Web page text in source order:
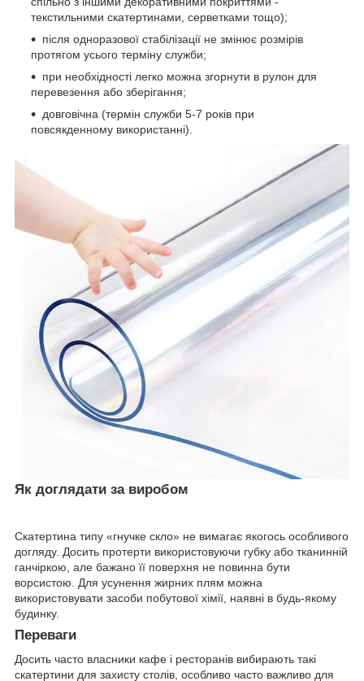
текстильними скатертинами, серветками тощо);
після одноразової стабілізації не змінює розмірів
протягом усього терміну служби;
при необхідності легко можна згорнути в рулон для
перевезення або зберігання;
довговічна (термін служби 5-7 років при
повсякденному використанні).
Як доглядати за виробом
Скатертина типу «гнучке скло» не вимагає якогось особливого
догляду. Досить протерти використовуючи губку або тканинній
ганчіркою, але бажано її поверхня не повинна бути
ворсистою. Для усунення жирних плям можна
використовувати засоби побутової хімії, наявні в будь-якому
будинку.
Переваги
Досить часто власники кафе і ресторанів вибирають такі
скатертини для захисту столів, особливо часто важливо для